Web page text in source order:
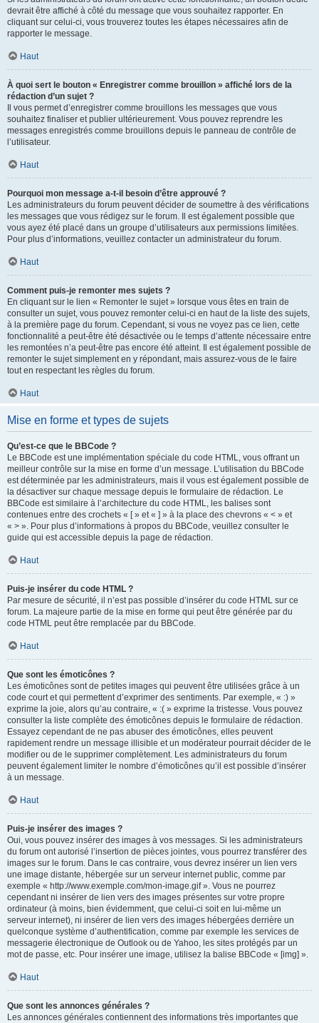
devrait être affiché à côté du message que vous souhaitez rapporter. En
cliquant sur celui-ci, vous trouverez toutes les étapes nécessaires afin de
rapporter le message.
Haut
À quoi sert le bouton « Enregistrer comme brouillon » affiché lors de la
rédaction d’un sujet ?
Il vous permet d’enregistrer comme brouillons les messages que vous
souhaitez finaliser et publier ultérieurement. Vous pouvez reprendre les
messages enregistrés comme brouillons depuis le panneau de contrôle de
l’utilisateur.
Haut
Pourquoi mon message a-t-il besoin d’être approuvé ?
Les administrateurs du forum peuvent décider de soumettre à des vérifications
les messages que vous rédigez sur le forum. Il est également possible que
vous ayez été placé dans un groupe d’utilisateurs aux permissions limitées.
Pour plus d’informations, veuillez contacter un administrateur du forum.
Haut
Comment puis-je remonter mes sujets ?
En cliquant sur le lien « Remonter le sujet » lorsque vous êtes en train de
consulter un sujet, vous pouvez remonter celui-ci en haut de la liste des sujets,
à la première page du forum. Cependant, si vous ne voyez pas ce lien, cette
fonctionnalité a peut-être été désactivée ou le temps d’attente nécessaire entre
les remontées n’a peut-être pas encore été atteint. Il est également possible de
remonter le sujet simplement en y répondant, mais assurez-vous de le faire
tout en respectant les règles du forum.
Haut
Mise en forme et types de sujets
Qu’est-ce que le BBCode ?
Le BBCode est une implémentation spéciale du code HTML, vous offrant un
meilleur contrôle sur la mise en forme d’un message. L’utilisation du BBCode
est déterminée par les administrateurs, mais il vous est également possible de
la désactiver sur chaque message depuis le formulaire de rédaction. Le
BBCode est similaire à l’architecture du code HTML, les balises sont
contenues entre des crochets « [ » et « ] » à la place des chevrons « < » et
« > ». Pour plus d’informations à propos du BBCode, veuillez consulter le
guide qui est accessible depuis la page de rédaction.
Haut
Puis-je insérer du code HTML ?
Par mesure de sécurité, il n’est pas possible d’insérer du code HTML sur ce
forum. La majeure partie de la mise en forme qui peut être générée par du
code HTML peut être remplacée par du BBCode.
Haut
Que sont les émoticônes ?
Les émoticônes sont de petites images qui peuvent être utilisées grâce à un
code court et qui permettent d’exprimer des sentiments. Par exemple, « :) »
exprime la joie, alors qu’au contraire, « :( » exprime la tristesse. Vous pouvez
consulter la liste complète des émoticônes depuis le formulaire de rédaction.
Essayez cependant de ne pas abuser des émoticônes, elles peuvent
rapidement rendre un message illisible et un modérateur pourrait décider de le
modifier ou de le supprimer complètement. Les administrateurs du forum
peuvent également limiter le nombre d’émoticônes qu’il est possible d’insérer
à un message.
Haut
Puis-je insérer des images ?
Oui, vous pouvez insérer des images à vos messages. Si les administrateurs
du forum ont autorisé l’insertion de pièces jointes, vous pourrez transférer des
images sur le forum. Dans le cas contraire, vous devrez insérer un lien vers
une image distante, hébergée sur un serveur internet public, comme par
exemple « http://www.exemple.com/mon-image.gif ». Vous ne pourrez
cependant ni insérer de lien vers des images présentes sur votre propre
ordinateur (à moins, bien évidemment, que celui-ci soit en lui-même un
serveur internet), ni insérer de lien vers des images hébergées derrière un
quelconque système d’authentification, comme par exemple les services de
messagerie électronique de Outlook ou de Yahoo, les sites protégés par un
mot de passe, etc. Pour insérer une image, utilisez la balise BBCode « [img] ».
Haut
Que sont les annonces générales ?
Les annonces générales contiennent des informations très importantes que